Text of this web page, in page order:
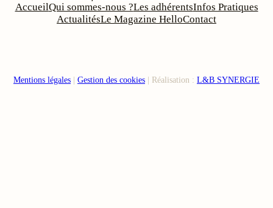
AccueilQui sommes-nous ?Les adhérentsInfos Pratiques
ActualitésLe Magazine HelloContact
Mentions légales | Gestion des cookies | Réalisation : L&B SYNERGIE